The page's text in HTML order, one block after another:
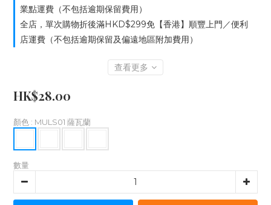
業點運費（不包括逾期保留費用）
全店，單次購物折後滿HKD$299免【香港】順豐上門／便利
店運費（不包括逾期保留及偏遠地區附加費用）
查看更多
HK$28.00
顏色 : MULS01 薩瓦蘭
數量